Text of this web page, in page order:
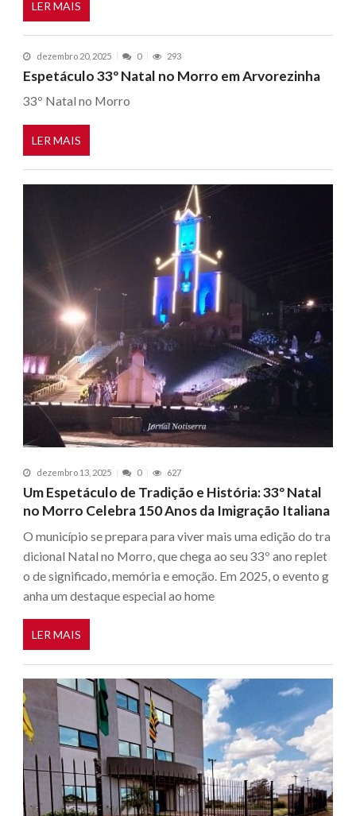
LER MAIS
dezembro 20, 2025 0 293
Espetáculo 33º Natal no Morro em Arvorezinha
33º Natal no Morro
LER MAIS
dezembro 13, 2025 0 627
Um Espetáculo de Tradição e História: 33º Natal
no Morro Celebra 150 Anos da Imigração Italiana
O município se prepara para viver mais uma edição do tra
dicional Natal no Morro, que chega ao seu 33º ano replet
o de significado, memória e emoção. Em 2025, o evento g
anha um destaque especial ao home
LER MAIS